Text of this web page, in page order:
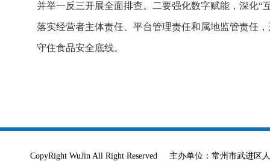
并举一反三开展全面排查。二要强化数字赋能，深化
落实经营者主体责任、平台管理责任和属地监管责任
守住食品安全底线。
CopyRight WuJin All Right Reserved 主办单位：常州市武进